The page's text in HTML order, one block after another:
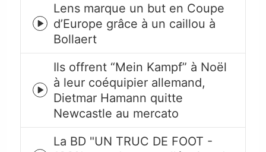
Episode
play
icon
Lens marque un but en Coupe
d’Europe grâce à un caillou à
Bollaert
Episode
play
icon
Ils offrent “Mein Kampf” à Noël
à leur coéquipier allemand,
Dietmar Hamann quitte
Newcastle au mercato
La BD "UN TRUC DE FOOT -